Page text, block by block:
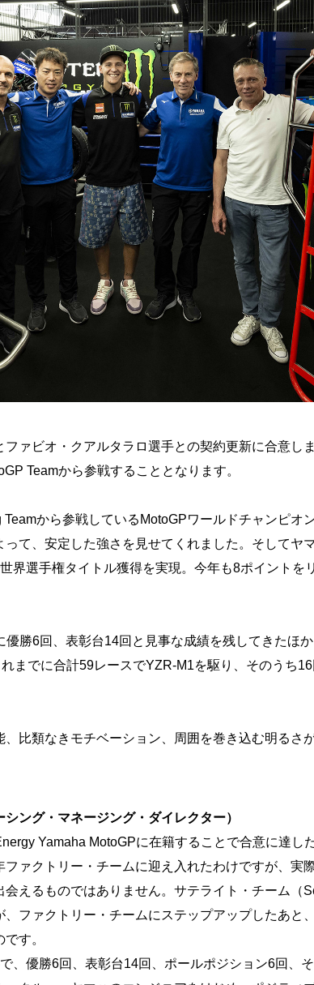
ァビオ・クアルタラロ選手との契約更新に合意し
Teamから参戦することとなります。
から参戦しているMotoGPワールドチャンピオ
て、安定した強さを見せてくれました。そしてヤ
界選手権タイトル獲得を実現。今年も8ポイントを
勝6回、表彰台14回と見事な成績を残してきたほ
までに合計59レースでYZR-M1を駆り、そのうち
比類なきモチベーション、周囲を巻き込む明るさ
ング・マネージング・ダイレクター）
Yamaha MotoGPに在籍することで合意に達し
ァクトリー・チームに迎え入れたわけですが、実
えるものではありません。サテライト・チーム（
ファクトリー・チームにステップアップしたあと
す。
優勝6回、表彰台14回、ポールポジション6回、